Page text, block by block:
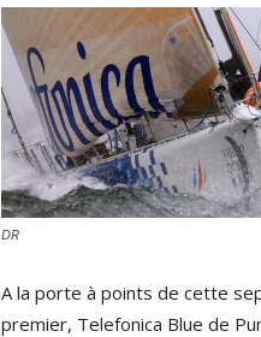
DR
A la porte à points de cette
premier, Telefonica Blue de